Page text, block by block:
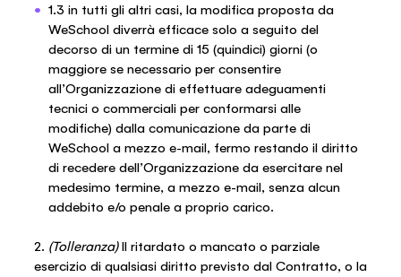
1.3 in tutti gli altri casi, la modifica proposta da
WeSchool diverrà efficace solo a seguito del
decorso di un termine di 15 (quindici) giorni (o
maggiore se necessario per consentire
all’Organizzazione di effettuare adeguamenti
tecnici o commerciali per conformarsi alle
modifiche) dalla comunicazione da parte di
WeSchool a mezzo e-mail, fermo restando il diritto
di recedere dell’Organizzazione da esercitare nel
medesimo termine, a mezzo e-mail, senza alcun
addebito e/o penale a proprio carico.
2. (Tolleranza)Il ritardato o mancato o parziale
esercizio di qualsiasi diritto previsto dal Contratto, o la